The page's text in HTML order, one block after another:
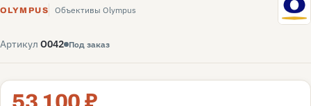
OLYMPUS Объективы Olympus O
Артикул O042 Под заказ